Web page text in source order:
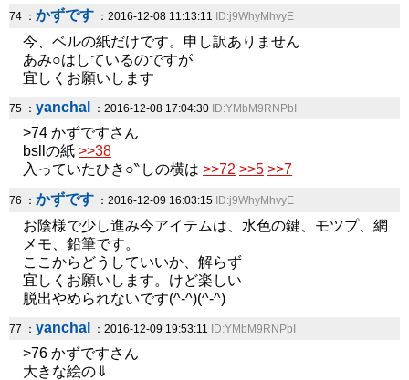
74 ： かずです ：2016-12-08 11:13:11 ID:j9WhyMhvyE
今、ベルの紙だけです。申し訳ありません
あみ○はしているのですが
宜しくお願いします
75 ： yanchal ：2016-12-08 17:04:30 ID:YMbM9RNPbI
>74 かずですさん
bsllの紙 >>38
入っていたひき○‶しの横は >>72 >>5 >>7
76 ： かずです ：2016-12-09 16:03:15 ID:j9WhyMhvyE
お陰様で少し進み今アイテムは、水色の鍵、モツプ、網
メモ、鉛筆です。
ここからどうしていいか、解らず
宜しくお願いします。けど楽しい
脱出やめられないです(^-^)(^-^)
77 ： yanchal ：2016-12-09 19:53:11 ID:YMbM9RNPbI
>76 かずですさん
大きな絵の⇓